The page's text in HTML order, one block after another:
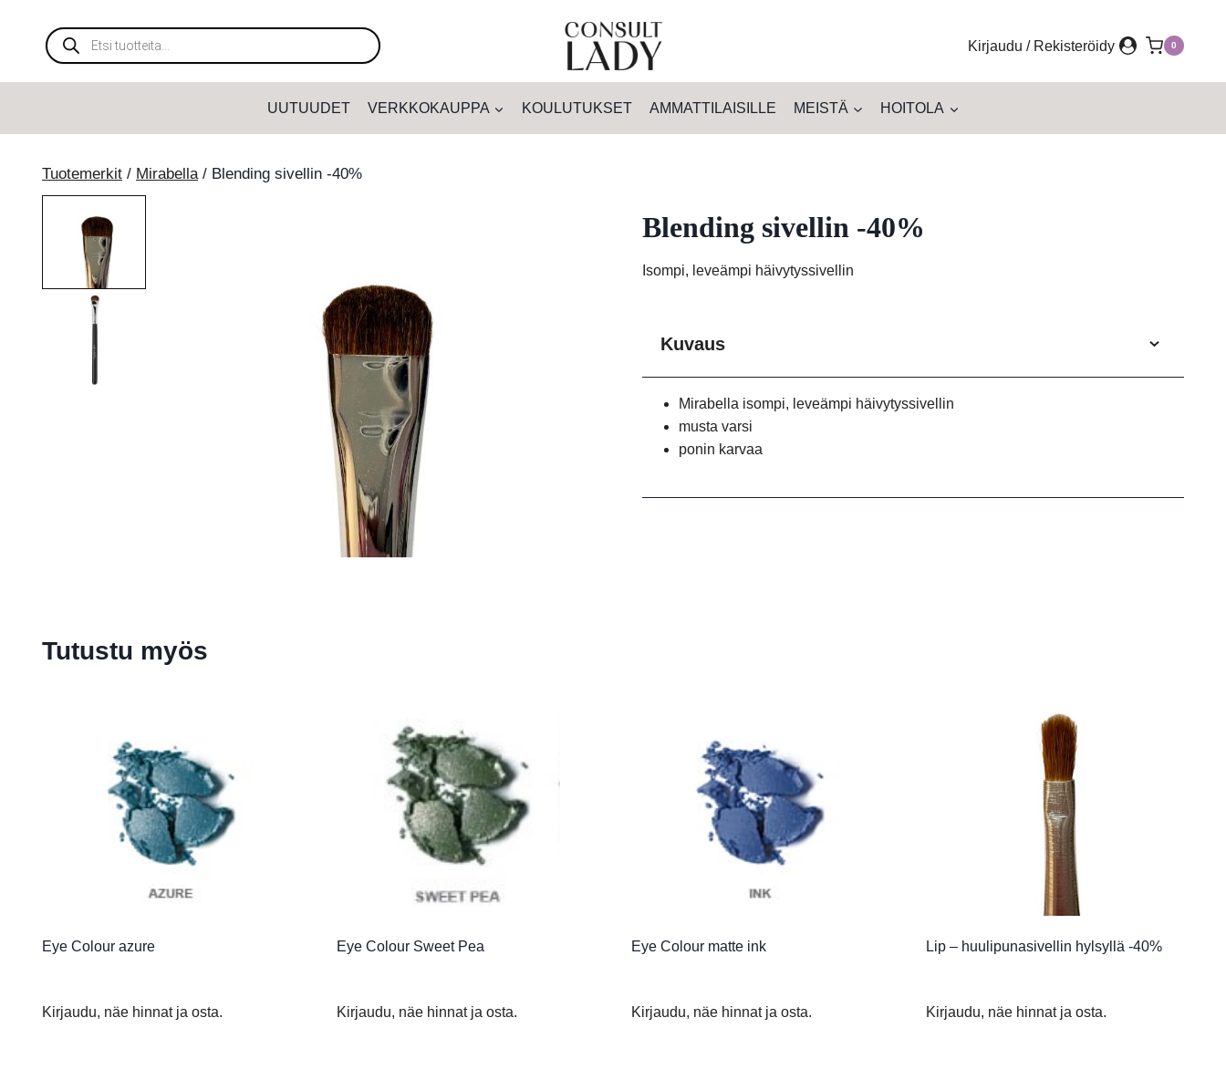
sisältöönProducts
search
Kirjaudu / Rekisteröidy 0
UUTUUDET VERKKOKAUPPA KOULUTUKSET AMMATTILAISILLE MEISTÄ HOITOLA
Tuotemerkit / Mirabella / Blending sivellin -40%
Blending sivellin -40%
Isompi, leveämpi häivytyssivellin
Kuvaus
Mirabella isompi, leveämpi häivytyssivellin
musta varsi
ponin karvaa
Tutustu myös
Eye Colour azure
Kirjaudu, näe hinnat ja osta.
Eye Colour Sweet Pea
Kirjaudu, näe hinnat ja osta.
Eye Colour matte ink
Kirjaudu, näe hinnat ja osta.
Lip – huulipunasivellin hylsyllä -40%
Kirjaudu, näe hinnat ja osta.